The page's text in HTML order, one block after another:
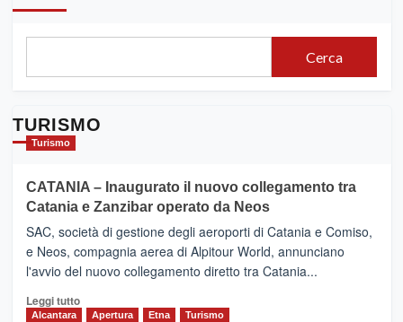
Cerca
TURISMO
Turismo
CATANIA – Inaugurato il nuovo collegamento tra
Catania e Zanzibar operato da Neos
SAC, società di gestione degli aeroporti di Catania e Comiso,
e Neos, compagnia aerea di Alpitour World, annunciano
l'avvio del nuovo collegamento diretto tra Catania...
Leggi tuttoLeggi
Alcantara Apertura Etna Turismo